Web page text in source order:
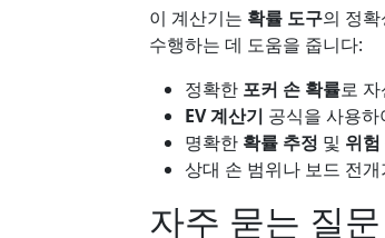
이 계산기는 확률 도구의 정
수행하는 데 도움을 줍니다:
정확한 포커 손 확률로
EV 계산기 공식을 사용
명확한 확률 추정 및 위
상대 손 범위나 보드 전
자주 묻는 질문